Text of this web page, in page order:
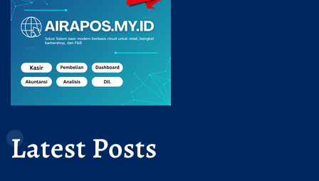
Latest Posts